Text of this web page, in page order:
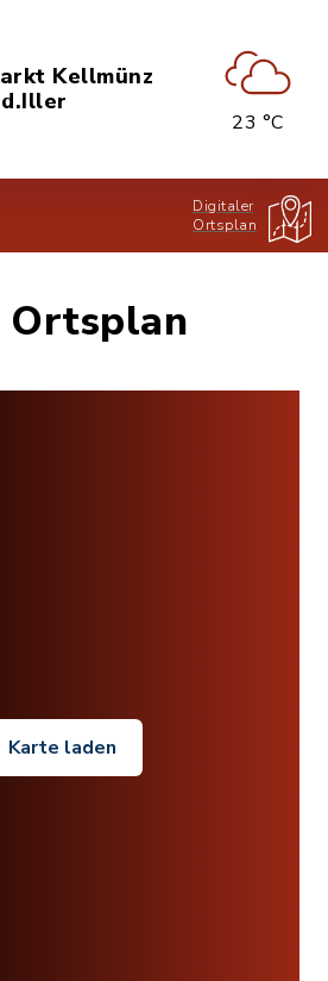
Kellmünz
23 °C
Digitaler
Ortsplan
Karte laden